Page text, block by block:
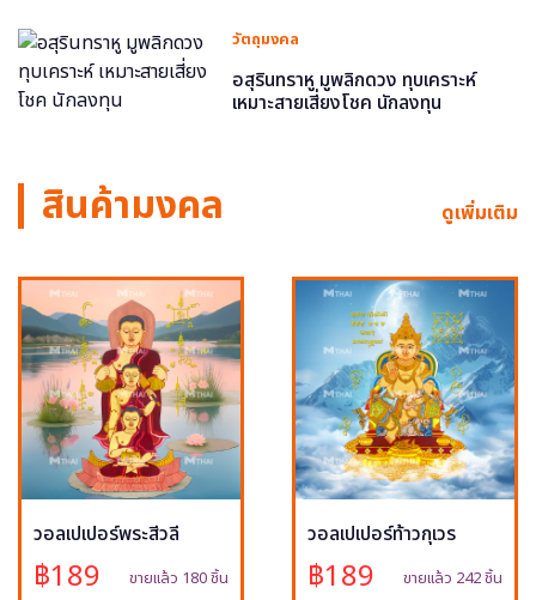
วัตถุมงคล
อสุรินทราหู มูพลิกดวง ทุบเคราะห์
เหมาะสายเสี่ยงโชค นักลงทุน
สินค้ามงคล ดูเพิ่มเติม
วอลเปเปอร์พระสีวลี
฿189 ขายแล้ว 180 ชิ้น
วอลเปเปอร์ท้าวกุเวร
฿189 ขายแล้ว 242 ชิ้น